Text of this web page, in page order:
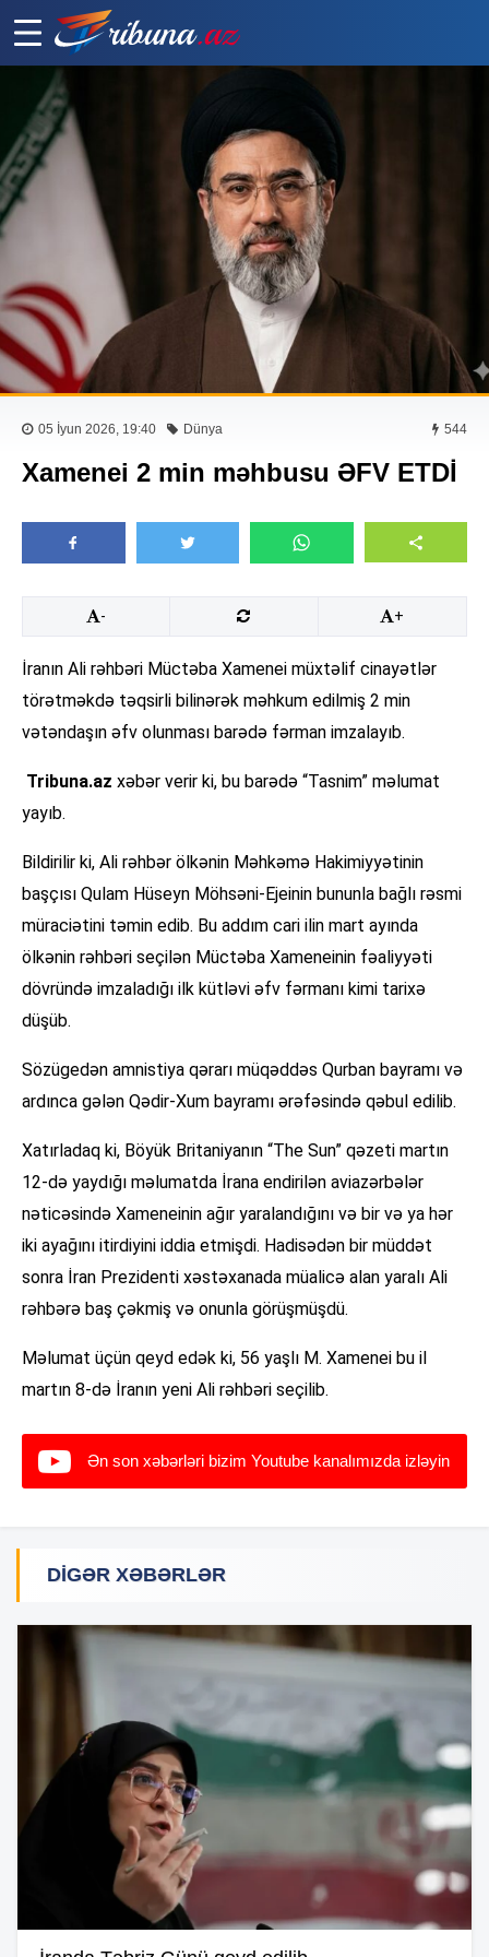
05 İyun 2026, 19:40 Dünya 544
Xamenei 2 min məhbusu ƏFV ETDİ
- +
İranın Ali rəhbəri Müctəba Xamenei müxtəlif cinayətlər
törətməkdə təqsirli bilinərək məhkum edilmiş 2 min
vətəndaşın əfv olunması barədə fərman imzalayıb.
Tribuna.az xəbər verir ki, bu barədə “Tasnim” məlumat
yayıb.
Bildirilir ki, Ali rəhbər ölkənin Məhkəmə Hakimiyyətinin
başçısı Qulam Hüseyn Möhsəni-Ejeinin bununla bağlı rəsmi
müraciətini təmin edib. Bu addım cari ilin mart ayında
ölkənin rəhbəri seçilən Müctəba Xameneinin fəaliyyəti
dövründə imzaladığı ilk kütləvi əfv fərmanı kimi tarixə
düşüb.
Sözügedən amnistiya qərarı müqəddəs Qurban bayramı və
ardınca gələn Qədir-Xum bayramı ərəfəsində qəbul edilib.
Xatırladaq ki, Böyük Britaniyanın “The Sun” qəzeti martın
12-də yaydığı məlumatda İrana endirilən aviazərbələr
nəticəsində Xameneinin ağır yaralandığını və bir və ya hər
iki ayağını itirdiyini iddia etmişdi. Hadisədən bir müddət
sonra İran Prezidenti xəstəxanada müalicə alan yaralı Ali
rəhbərə baş çəkmiş və onunla görüşmüşdü.
Məlumat üçün qeyd edək ki, 56 yaşlı M. Xamenei bu il
martın 8-də İranın yeni Ali rəhbəri seçilib.
Ən son xəbərləri bizim Youtube kanalımızda izləyin
DIGƏR XƏBƏRLƏR